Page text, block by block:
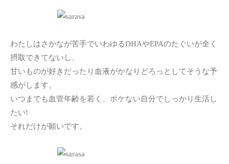
わたしはさかなが苦手でいわゆるDHAやEPAのたぐいが全く
摂取できてないし、
甘いものが好きだったり血液がかなりどろっとしてそうな予
感がします。
いつまでも血管年齢を若く、ボケない自分でしっかり生活し
たい!
それだけが願いです。